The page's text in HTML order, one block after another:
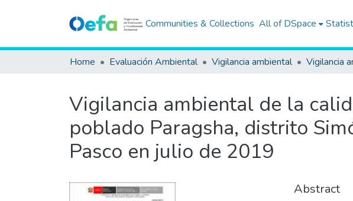
Communities & Collections All of DSpace
Home Evaluación Ambiental Vigilancia ambiental Vigilancia
Vigilancia ambiental de la
poblado Paragsha, distrito
Pasco en julio de 2019
Abstract